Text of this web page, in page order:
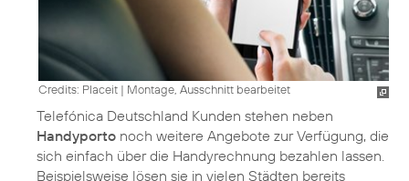
Credits: Placeit | Montage, Ausschnitt bearbeitet
Telefónica Deutschland Kunden stehen neben
Handyporto noch weitere Angebote zur Verfügung, die
sich einfach über die Handyrechnung bezahlen lassen.
Beispielsweise lösen sie in vielen Städten bereits